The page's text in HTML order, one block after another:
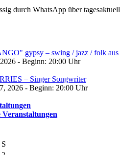
durch WhatsApp über
gypsy – swing / jazz / folk aus
- Beginn: 20:00 Uhr
– Singer Songwriter
2026 - Beginn: 20:00 Uhr
Veranstaltungen
S